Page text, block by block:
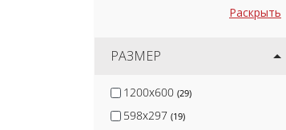
Раскрыть
РАЗМЕР
1200x600 (29)
598x297 (19)